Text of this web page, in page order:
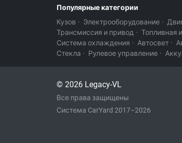
Популярные категории
Кузов · Электрооборудование ·
Трансмиссия и привод · Топливная
Система охлаждения · Автосвет ·
Стекла · Рулевое управление ·
© 2026 Legacy-VL
Все права защищены
Система CarYard 2017–2026